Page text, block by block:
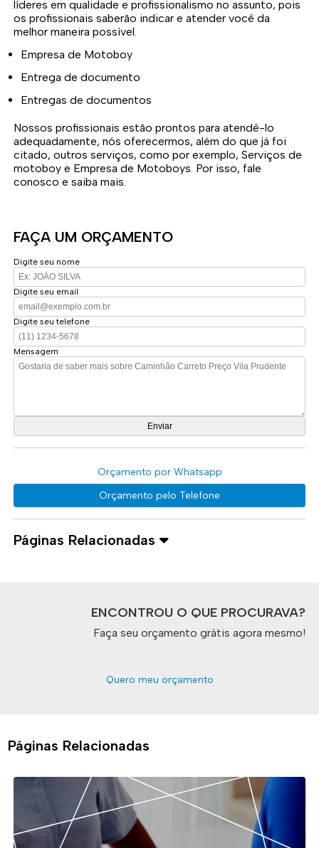
líderes em qualidade e profissionalismo no assunto, pois
os profissionais saberão indicar e atender você da
melhor maneira possível.
Empresa de Motoboy
Entrega de documento
Entregas de documentos
Nossos profissionais estão prontos para atendê-lo
adequadamente, nós oferecermos, além do que já foi
citado, outros serviços, como por exemplo, Serviços de
motoboy e Empresa de Motoboys. Por isso, fale
conosco e saiba mais.
FAÇA UM ORÇAMENTO
Digite seu nome
Digite seu email
Digite seu telefone
Mensagem
Orçamento por Whatsapp
Orçamento pelo Telefone
Páginas Relacionadas
ENCONTROU O QUE PROCURAVA?
Faça seu orçamento grátis agora mesmo!
Quero meu orçamento
Páginas Relacionadas